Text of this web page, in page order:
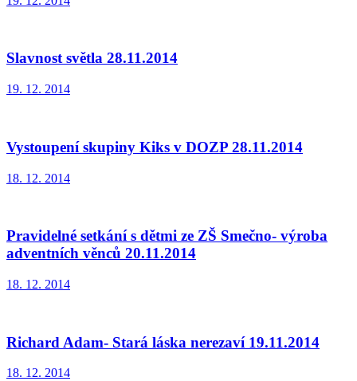
Slavnost světla 28.11.2014
19. 12. 2014
Vystoupení skupiny Kiks v DOZP 28.11.2014
18. 12. 2014
Pravidelné setkání s dětmi ze ZŠ Smečno- výroba
adventních věnců 20.11.2014
18. 12. 2014
Richard Adam- Stará láska nerezaví 19.11.2014
18. 12. 2014